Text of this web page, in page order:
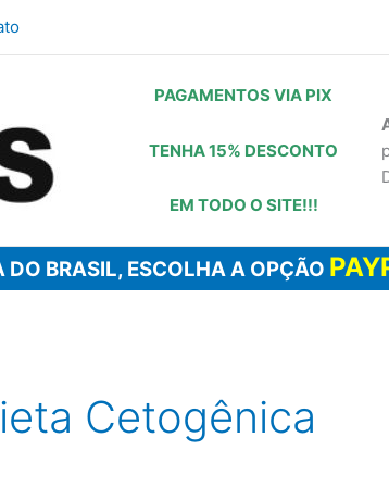
PAGAMENTOS VIA PIX
TENHA 15% DESCONTO
EM TODO O SITE!!!
DO BRASIL, ESCOLHA A OPÇÃO
Cetogênica